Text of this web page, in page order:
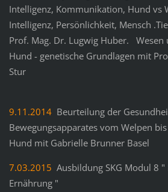
Intelligenz, Kommunikation, Hund vs
Intelligenz, Persönlichkeit, Mensch
Prof. Mag. Dr. Lugwig Huber. Wesen
Hund - genetische Grundlagen mit
9.11.2014Beurteilung der
Bewegungsapparates vom Welpen
Hund mit Gabrielle Brunner
7.03.2015 Ausbildung SKG Modul 8
Ernährung "